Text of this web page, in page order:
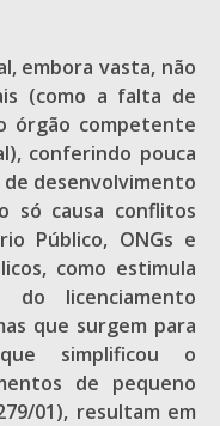
embora vasta, não
(como a falta de
órgão competente
conferindo pouca
desenvolvimento
só causa conflitos
Público, ONGs e
como estimula
do licenciamento
que surgem para
simplificou o
de pequeno
01), resultam em